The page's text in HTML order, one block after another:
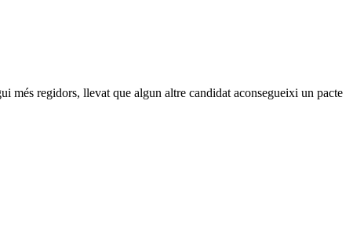
més regidors, llevat que algun altre candidat aconsegueixi un pacte